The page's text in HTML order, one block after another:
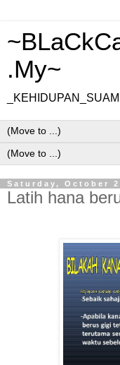
.My~
Saturday, October
Latih hana